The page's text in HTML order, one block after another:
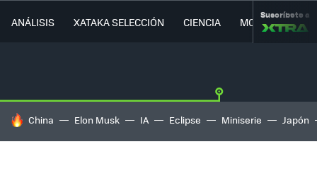
ANÁLISIS XATAKA SELECCIÓN CIENCIA MOVILIDAD
Suscríbete a
HOY SE HABLA DE
China Elon Musk IA Eclipse Miniserie Japón